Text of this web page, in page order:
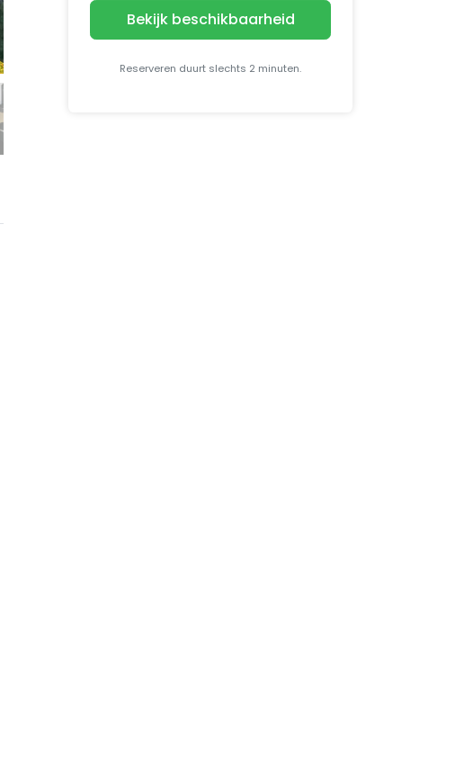
Bekijk beschikbaarheid
Reserveren duurt slechts 2 minuten.